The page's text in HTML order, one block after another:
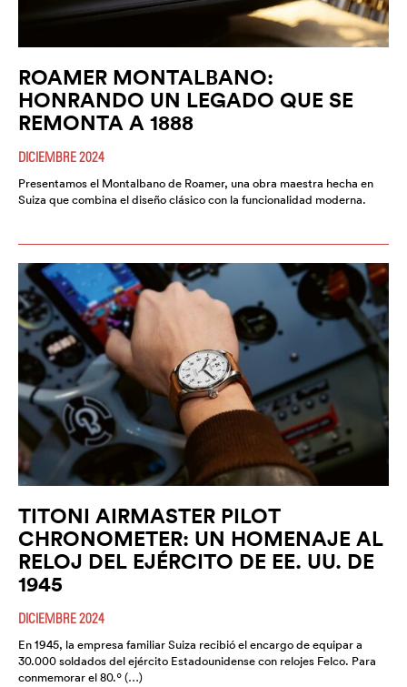
ROAMER MONTALBANO:
HONRANDO UN LEGADO QUE SE
REMONTA A 1888
DICIEMBRE 2024
Presentamos el Montalbano de Roamer, una obra maestra hecha en
Suiza que combina el diseño clásico con la funcionalidad moderna.
TITONI AIRMASTER PILOT
CHRONOMETER: UN HOMENAJE AL
RELOJ DEL EJÉRCITO DE EE. UU. DE
1945
DICIEMBRE 2024
En 1945, la empresa familiar Suiza recibió el encargo de equipar a
30.000 soldados del ejército Estadounidense con relojes Felco. Para
conmemorar el 80.º (…)